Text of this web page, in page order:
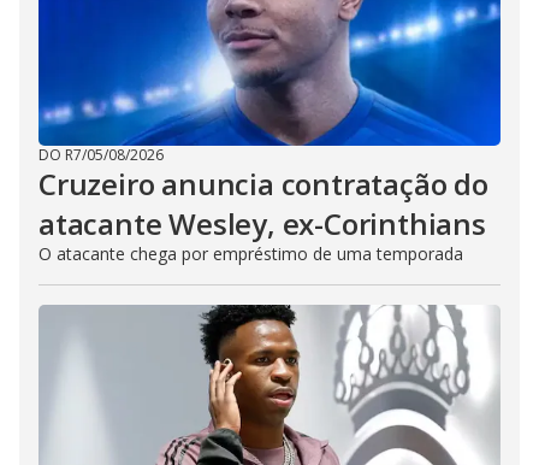
DO R7/05/08/2026
Cruzeiro anuncia contratação do
atacante Wesley, ex-Corinthians
O atacante chega por empréstimo de uma temporada